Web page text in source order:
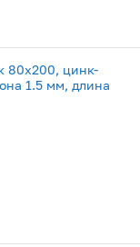
80х200, цинк-
1.5 мм, длина